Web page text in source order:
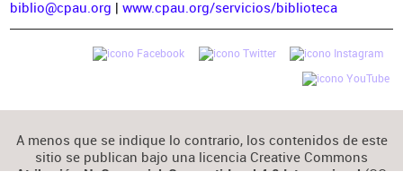
biblio@cpau.org | www.cpau.org/servicios/biblioteca
A menos que se indique lo contrario, los contenidos de este
sitio se publican bajo una licencia Creative Commons
Atribución-NoComercial-CompartirIgual 4.0 Internacional(CC